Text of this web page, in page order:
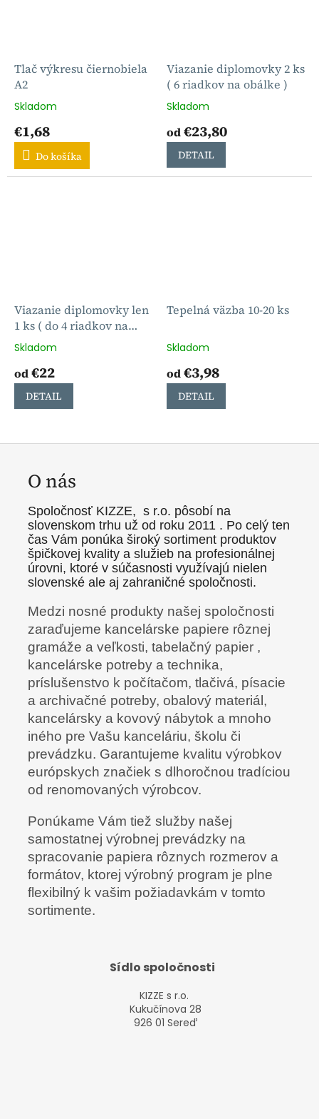
Tlač výkresu čiernobiela
A2
Skladom
€1,68
Do košíka
Viazanie diplomovky 2 ks
( 6 riadkov na obálke )
Skladom
od€23,80
DETAIL
Viazanie diplomovky len
1 ks ( do 4 riadkov na
obálke )
Skladom
od€22
DETAIL
Tepelná väzba 10-20 ks
Skladom
od€3,98
DETAIL
O nás
Spoločnosť KIZZE, s r.o. pôsobí na
slovenskom trhu už od roku 2011 . Po celý ten
čas Vám ponúka široký sortiment produktov
špičkovej kvality a služieb na profesionálnej
úrovni, ktoré v súčasnosti využívajú nielen
slovenské ale aj zahraničné spoločnosti.
Medzi nosné produkty našej spoločnosti
zaraďujeme kancelárske papiere rôznej
gramáže a veľkosti, tabelačný papier ,
kancelárske potreby a technika,
príslušenstvo k počítačom, tlačivá, písacie
a archivačné potreby, obalový materiál,
kancelársky a kovový nábytok a mnoho
iného pre Vašu kanceláriu, školu či
prevádzku. Garantujeme kvalitu výrobkov
európskych značiek s dlhoročnou tradíciou
od renomovaných výrobcov.
Ponúkame Vám tiež služby našej
samostatnej výrobnej prevádzky na
spracovanie papiera rôznych rozmerov a
formátov, ktorej výrobný program je plne
flexibilný k vašim požiadavkám v tomto
sortimente.
Sídlo spoločnosti
KIZZE s r.o.
Kukučínova 28
926 01 Sereď